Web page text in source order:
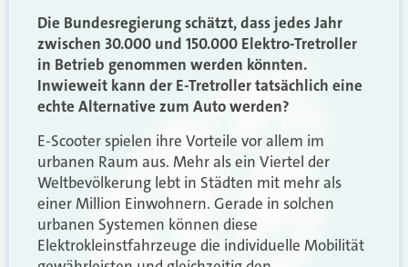
Die Bundesregierung schätzt, dass jedes Jahr
zwischen 30.000 und 150.000 Elektro-Tretroller
in Betrieb genommen werden könnten.
Inwieweit kann der E-Tretroller tatsächlich eine
echte Alternative zum Auto werden?
E-Scooter spielen ihre Vorteile vor allem im
urbanen Raum aus. Mehr als ein Viertel der
Weltbevölkerung lebt in Städten mit mehr als
einer Million Einwohnern. Gerade in solchen
urbanen Systemen können diese
Elektrokleinstfahrzeuge die individuelle Mobilität